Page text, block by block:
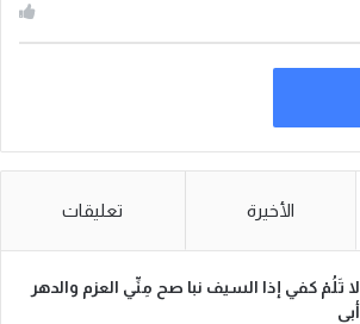
الأخيرة تعليقات
لا تَلُمْ كفي إذا السيف نبا صح مِنِّي العزم والدهر
أبى